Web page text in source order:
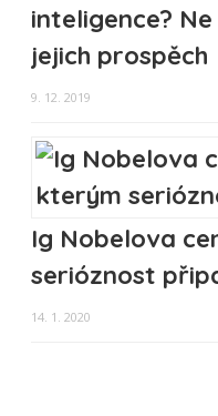
inteligence?
jejich prospěch
9. 12. 2019
Ig Nobelova
serióznost
14. 1. 2020